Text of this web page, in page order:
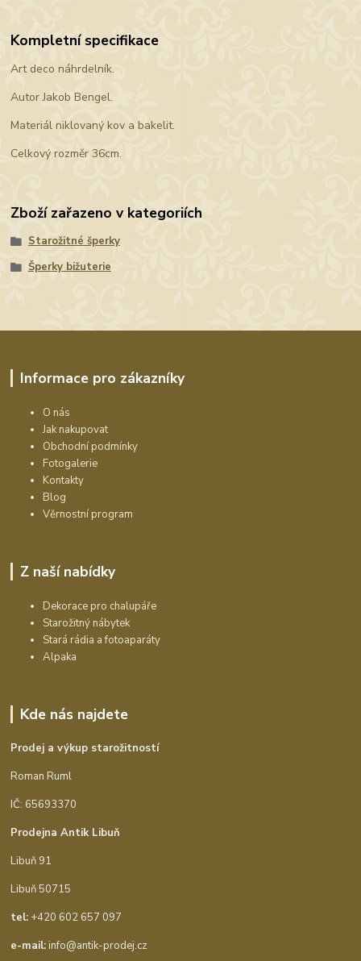
Kompletní specifikace
Art deco náhrdelník.
Autor Jakob Bengel.
Materiál niklovaný kov a bakelit.
Celkový rozměr 36cm.
Zboží zařazeno v kategoriích
Starožitné šperky
Šperky bižuterie
Informace pro zákazníky
O nás
Jak nakupovat
Obchodní podmínky
Fotogalerie
Kontakty
Blog
Věrnostní program
Z naší nabídky
Dekorace pro chalupáře
Starožitný nábytek
Stará rádia a fotoaparáty
Alpaka
Kde nás najdete
Prodej a výkup starožitností
Roman Ruml
IČ: 65693370
Prodejna Antik Libuň
Libuň 91
Libuň 50715
tel: +420 602 657 097
e-mail:info@antik-prodej.cz